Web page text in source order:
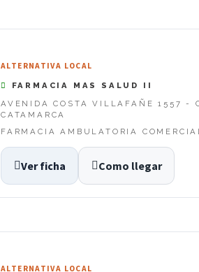
ALTERNATIVA LOCAL
FARMACIA MAS SALUD II
AVENIDA COSTA VILLAFAÑE 1557 -
CATAMARCA
FARMACIA AMBULATORIA
Ver ficha Como llegar
ALTERNATIVA LOCAL